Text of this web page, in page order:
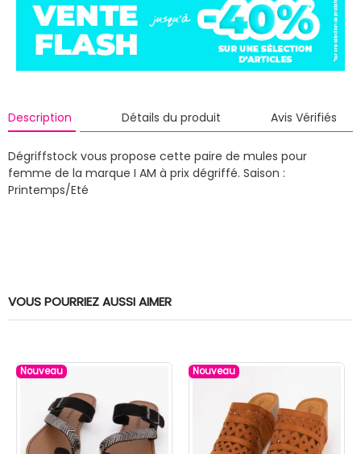
Description Détails du produit Avis Vérifiés
Dégriffstock vous propose cette paire de mules pour
femme de la marque I AM à prix dégriffé. Saison :
Printemps/Eté
VOUS POURRIEZ AUSSI AIMER
Nouveau Nouveau